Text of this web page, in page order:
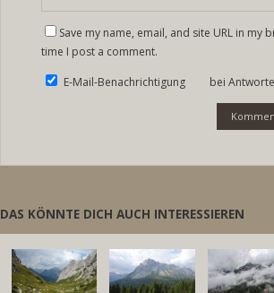
Save my name, email, and site URL in my
time I post a comment.
E-Mail-Benachrichtigung bei
DAS KÖNNTE DICH AUCH INTERESSIEREN